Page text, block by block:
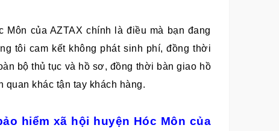
của AZTAX chính là điều mà bạn đang
tôi cam kết không phát sinh phí, đồng thời
bộ thủ tục và hồ sơ, đồng thời bàn giao hồ
khác tận tay khách hàng.
hiểm xã hội huyện Hóc Môn của